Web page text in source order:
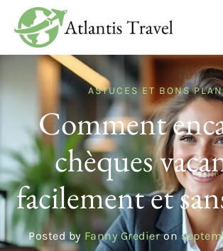
ASTUCES ET BONS
Comment
chèques
facilement et
Posted by Fanny Gredier on